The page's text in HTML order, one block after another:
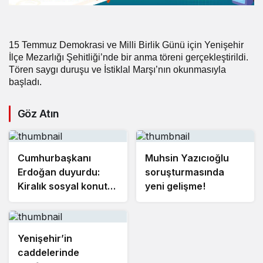
15 Temmuz Demokrasi ve Milli Birlik Günü için Yenişehir
İlçe Mezarlığı Şehitliği’nde bir anma töreni gerçekleştirildi.
Tören saygı duruşu ve İstiklal Marşı’nın okunmasıyla
başladı.
Göz Atın
Cumhurbaşkanı
Erdoğan duyurdu:
Kiralık sosyal konut
başlıyor
Muhsin Yazıcıoğlu
soruşturmasında
yeni gelişme!
Yenişehir’in
caddelerinde